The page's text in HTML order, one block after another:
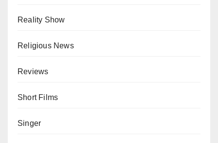
Reality Show
Religious News
Reviews
Short Films
Singer